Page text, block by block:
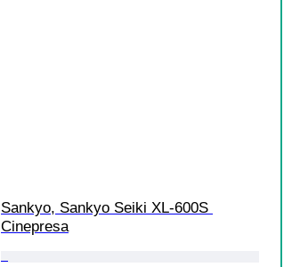
Sankyo, Sankyo Seiki XL-600S
Cinepresa